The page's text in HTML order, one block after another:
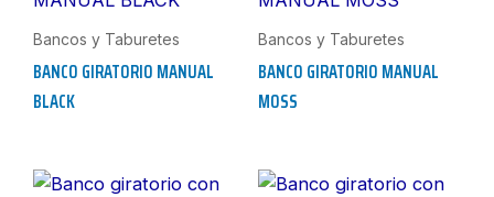
Bancos y Taburetes
BANCO GIRATORIO MANUAL
BLACK
Bancos y Taburetes
BANCO GIRATORIO MANUAL
MOSS